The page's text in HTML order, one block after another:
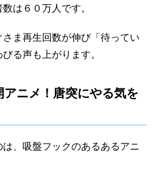
は６０万人です。
ま再生回数が伸び「待ってい
る声も上がります。
ニメ！唐突にやる気を
、吸盤フックのあるあるアニ